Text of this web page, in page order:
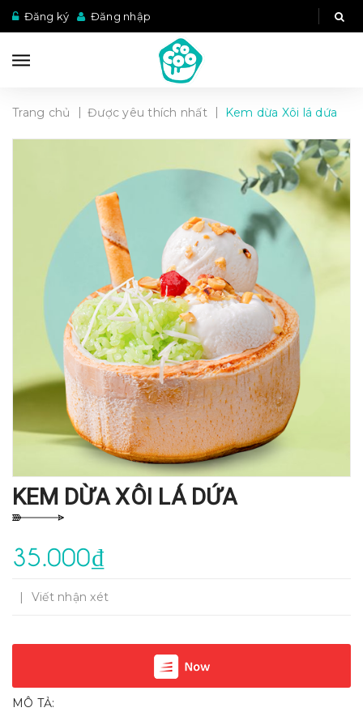
Đăng ký Đăng nhập
Trang chủ | Được yêu thích nhất | Kem dừa Xôi lá dứa
KEM DỪA XÔI LÁ DỨA
35.000₫
| Viết nhận xét
MÔ TẢ: